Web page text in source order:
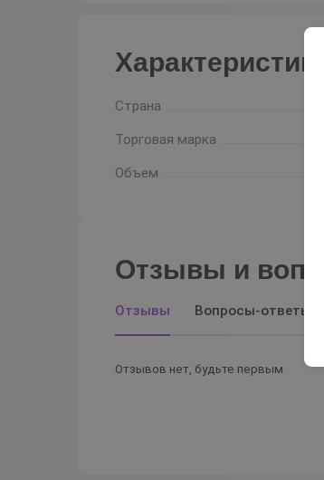
Характеристики
Страна
Торговая марка
Объем
Отзывы и
Отзывы Вопросы-ответы
Отзывов нет, будьте первым